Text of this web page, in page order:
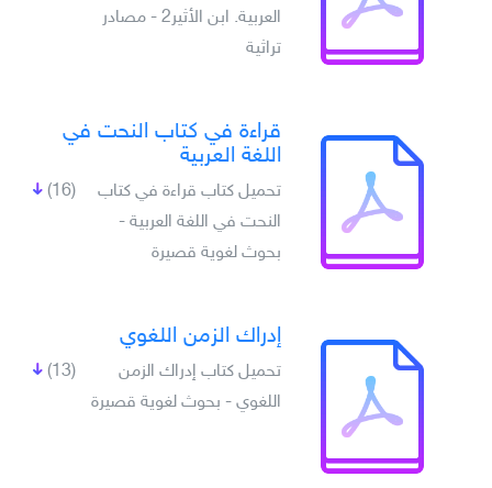
العربية. ابن الأثير2 - مصادر
تراثية
قراءة في كتاب النحت في
اللغة العربية
(16)
تحميل كتاب قراءة في كتاب
النحت في اللغة العربية -
بحوث لغوية قصيرة
إدراك الزمن اللغوي
(13)
تحميل كتاب إدراك الزمن
اللغوي - بحوث لغوية قصيرة